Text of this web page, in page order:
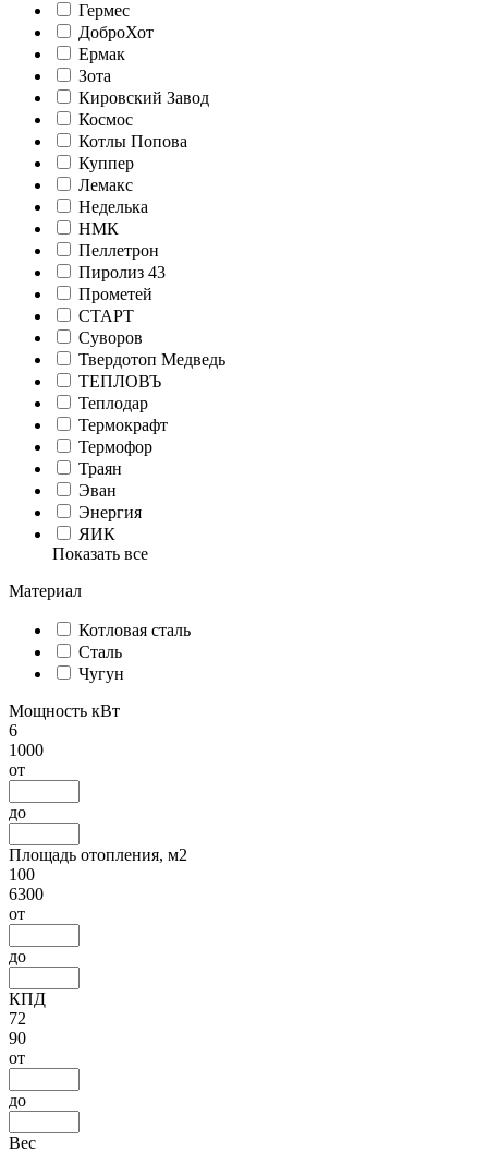
Гермес
ДоброХот
Ермак
Зота
Кировский Завод
Космос
Котлы Попова
Куппер
Лемакс
Неделька
НМК
Пеллетрон
Пиролиз 43
Прометей
СТАРТ
Суворов
Твердотоп Медведь
ТЕПЛОВЪ
Теплодар
Термокрафт
Термофор
Траян
Эван
Энергия
ЯИК
Показать все
Материал
Котловая сталь
Сталь
Чугун
Мощность кВт
6
1000
от
до
Площадь отопления, м2
100
6300
от
до
КПД
72
90
от
до
Вес